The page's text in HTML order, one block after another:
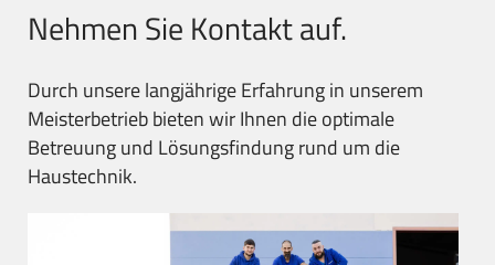
Nehmen Sie Kontakt auf.
Durch unsere langjährige Erfahrung in unserem
Meisterbetrieb bieten wir Ihnen die optimale
Betreuung und Lösungsfindung rund um die
Haustechnik.